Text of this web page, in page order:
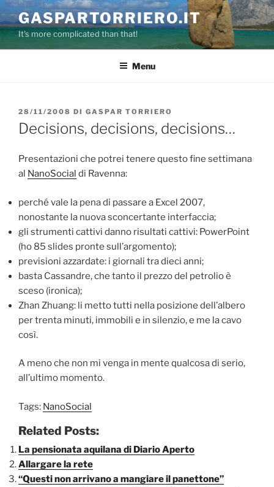
Salta
al
contenuto
GASPARTORRIERO.IT
It's more complicated than that!
Menu
PUBBLICATO
IL
28/11/2008 DI GASPAR TORRIERO
Decisions, decisions, decisions…
Presentazioni che potrei tenere questo fine settimana
al NanoSocial di Ravenna:
perché vale la pena di passare a Excel 2007,
nonostante la nuova sconcertante interfaccia;
gli strumenti cattivi danno risultati cattivi: PowerPoint
(ho 85 slides pronte sull’argomento);
previsioni azzardate: i giornali tra dieci anni;
basta Cassandre, che tanto il prezzo del petrolio è
sceso (ironica);
Zhan Zhuang: li metto tutti nella posizione dell’albero
per trenta minuti, immobili e in silenzio, e me la cavo
così.
A meno che non mi venga in mente qualcosa di serio,
all’ultimo momento.
Tags: NanoSocial
Related Posts:
La pensionata aquilana di Diario Aperto
Allargare la rete
“Questi non arrivano a mangiare il panettone”